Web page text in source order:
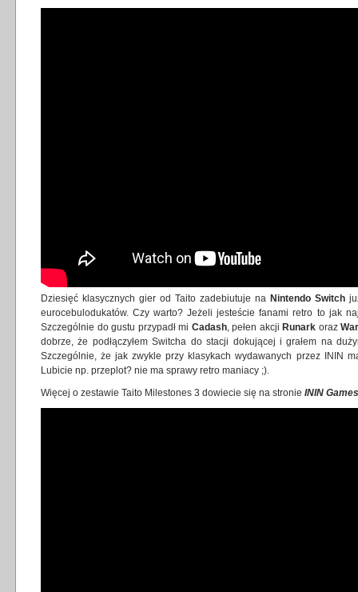
Dziesięć klasycznych gier od Taito zadebiutuje na Nintendo Switch
eurocebulodukatów. Czy warto? Jeżeli jesteście fanami retro to jak
Szczególnie do gustu przypadł mi Cadash, pełen akcji Runark oraz
dobrze, że podłączyłem Switcha do stacji dokującej i grałem na
Szczególnie, że jak zwykle przy klasykach wydawanych przez ININ
Lubicie np. przeplot? nie ma sprawy retro maniacy ;).
Więcej o zestawie Taito Milestones 3 dowiecie się na stronie ININ Games